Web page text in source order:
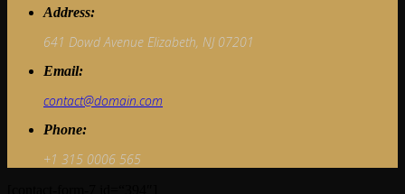
Address:
641 Dowd Avenue Elizabeth, NJ 07201
Email:
contact@domain.com
Phone:
+1 315 0006 565